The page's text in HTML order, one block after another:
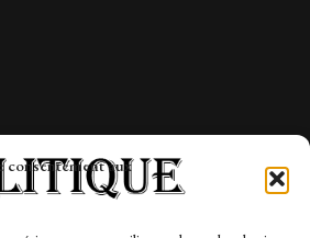
consentement aux